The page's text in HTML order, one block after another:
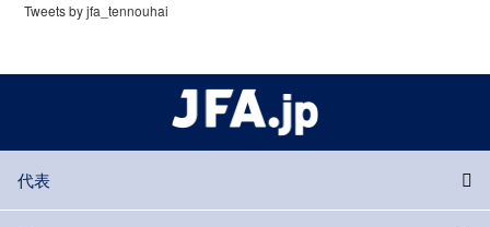
Tweets by jfa_tennouhai
代表